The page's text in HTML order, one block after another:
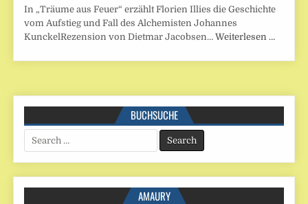
In „Träume aus Feuer“ erzählt Florien Illies die Geschichte
vom Aufstieg und Fall des Alchemisten Johannes
KunckelRezension von Dietmar Jacobsen…Weiterlesen …
BUCHSUCHE
Search
for:
AMAURY